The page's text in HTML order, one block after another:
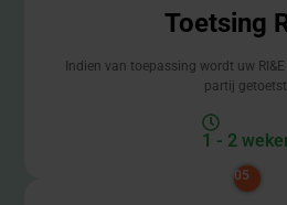
Toetsing
Indien van toepassing wordt uw
partij
1 - 2
05